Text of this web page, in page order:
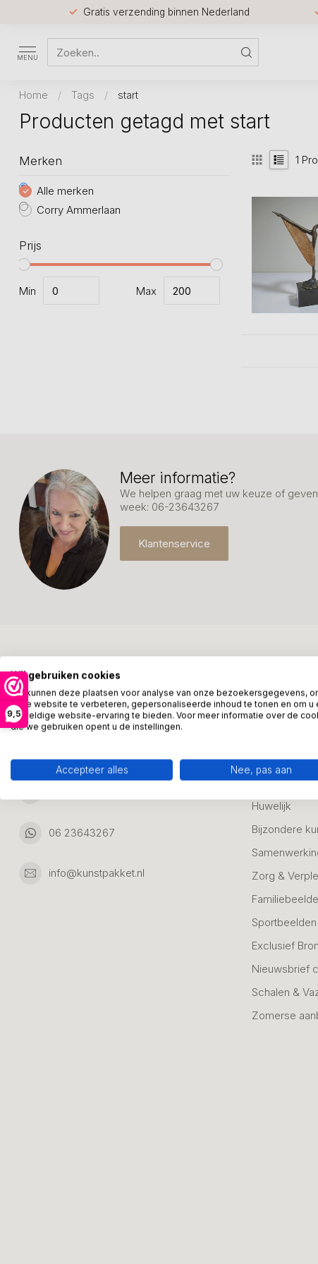
9,5
Gratis verzending binnen Nederland
MENU
Home / Tags / start
Producten getagd met start
Merken
Alle merken
Corry Ammerlaan
Prijs
Min Max
1
Meer informatie?
We helpen graag met uw keuze of
week: 06-23643267
Klantenservice
Kunstpakket Nederland
Adresgegevens:
Ambachtsweg 46
06 23643267
info@kunstpakket.nl
Zakelijke
Bedanken
Alle Bronzen
Geslaagd
Huwelijk
Bijzondere
Zorg &
Sportbeelden
Exclusief
Nieuwsbrief
Schalen &
Zomerse
Wij gebruiken cookies
We kunnen deze plaatsen voor analyse van onze bezoekersgegevens,
onze website te verbeteren, gepersonaliseerde inhoud te tonen en om u
geweldige website-ervaring te bieden. Voor meer informatie over de
die we gebruiken opent u de instellingen.
Accepteer alles Nee, pas aan